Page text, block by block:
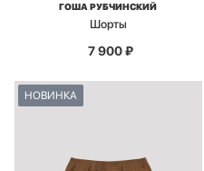
ГОША РУБЧИНСКИЙ
Шорты
7 900₽
НОВИНКА